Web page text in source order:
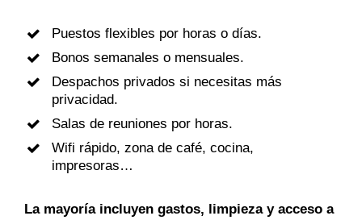
Puestos flexibles por horas o días.
Bonos semanales o mensuales.
Despachos privados si necesitas más
privacidad.
Salas de reuniones por horas.
Wifi rápido, zona de café, cocina,
impresoras…
La mayoría incluyen gastos, limpieza y acceso a